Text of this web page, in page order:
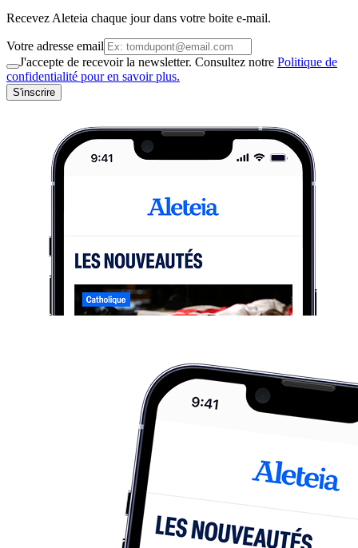
Recevez Aleteia chaque jour dans votre boite e-mail.
Votre adresse email
J'accepte de recevoir la newsletter. Consultez notre Politique de
confidentialité pour en savoir plus.
S'inscrire